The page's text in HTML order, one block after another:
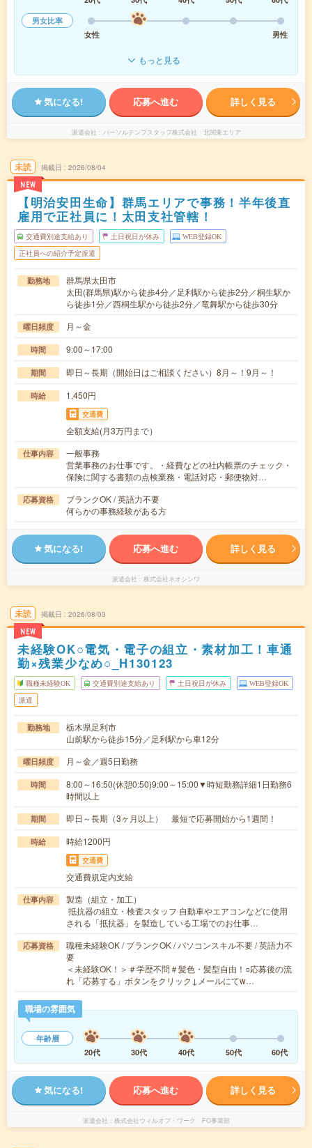
男女比率
女性
男性
もっと見る
気になる! 応募へ進む 詳しく見る
派遣会社 パーソルテンプスタッフ株式会社 北関東エリア
未読
NEW
掲載日 2026/08/04
【明治安田生命】群馬エリアで事務！半年後直
雇用で正社員に！太田支社管轄！
交通費別途支給あり 土日祝日が休み WEB登録OK
正社員への紹介予定派遣
勤務地
群馬県太田市
太田(群馬県)駅から徒歩4分／足利駅から徒歩2分／桐生駅か
ら徒歩1分／西桐生駅から徒歩2分／竜舞駅から徒歩30分
曜日頻度 月～金
時間 9:00～17:00
期間 即日～長期（開始日はご相談ください）8月～！9月～！
時給 1,450円
交通費
全額支給(月3万円まで）
仕事内容
一般事務
営業事務のお仕事です。・経費などの社内帳票のチェック・
保険に関する書類の点検業務・電話対応・郵便物対…
応募資格
ブランクOK / 英語力不要
何らかの事務経験がある方
気になる! 応募へ進む 詳しく見る
派遣会社 株式会社ネオシンワ
未読
NEW
掲載日 2026/08/03
未経験OK○電気・電子の組立・素材加工！車通
勤×残業少なめ○_H130123
職種未経験OK 交通費別途支給あり 土日祝日が休み WEB登録OK
派遣
勤務地
栃木県足利市
山前駅から徒歩15分／足利駅から車12分
曜日頻度 月～金／週5日勤務
時間
8:00～16:50(休憩0:50)9:00～15:00▼時短勤務詳細1日勤務6
時間以上
期間 即日～長期（3ヶ月以上） 最短で応募開始から1週間！
時給 時給1200円
交通費
交通費規定内支給
仕事内容
製造（組立・加工）
抵抗器の組立・検査スタッフ 自動車やエアコンなどに使用
される「抵抗器」を製造している工場でのお仕事…
応募資格
職種未経験OK / ブランクOK / パソコンスキル不要 / 英語力不
要
＜未経験OK！＞＃学歴不問＃髪色・髪型自由！○応募後の流
れ「応募する」ボタンをクリック↓メールにてw…
職場の雰囲気
年齢層
20代
30代 40代 50代 60代
気になる! 応募へ進む 詳しく見る
派遣会社 株式会社ウィルオブ・ワーク FO事業部